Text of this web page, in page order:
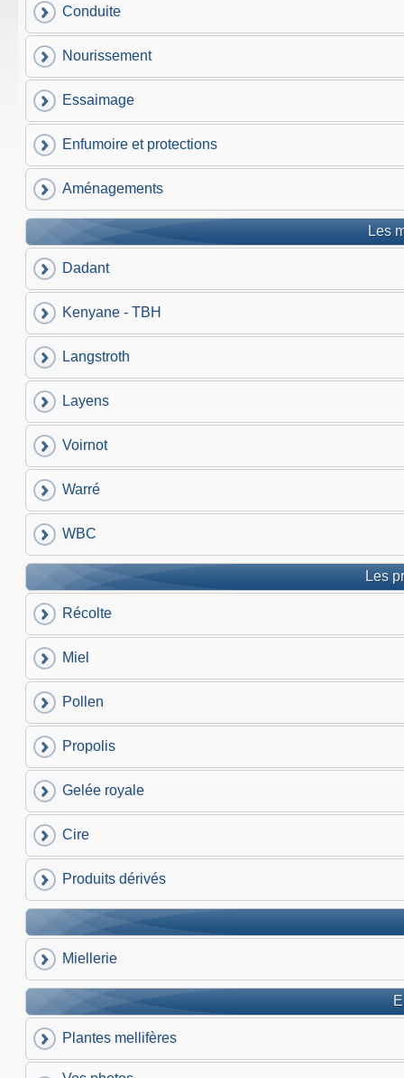
Conduite
Nourissement
Essaimage
Enfumoire et protections
Aménagements
Les
Dadant
Kenyane - TBH
Langstroth
Layens
Voirnot
Warré
WBC
Les
Récolte
Miel
Pollen
Propolis
Gelée royale
Cire
Produits dérivés
Miellerie
Plantes mellifères